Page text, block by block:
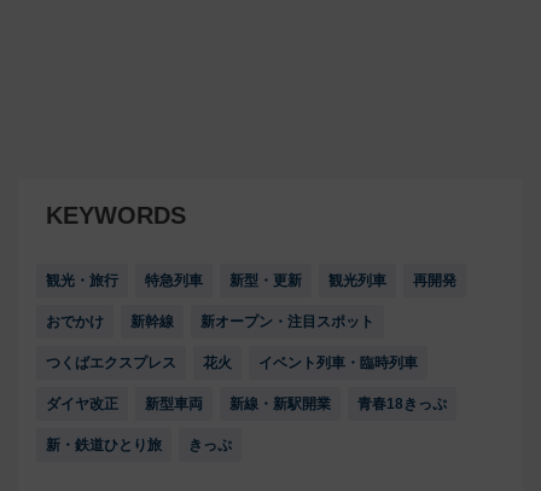
KEYWORDS
観光・旅行 特急列車 新型・更新 観光列車 再開発
おでかけ 新幹線 新オープン・注目スポット
つくばエクスプレス 花火 イベント列車・臨時列車
ダイヤ改正 新型車両 新線・新駅開業 青春18きっぷ
新・鉄道ひとり旅 きっぷ